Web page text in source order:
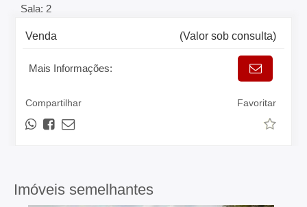
Sala: 2
Venda (Valor sob consulta)
Mais Informações:
Compartilhar Favoritar
Imóveis semelhantes